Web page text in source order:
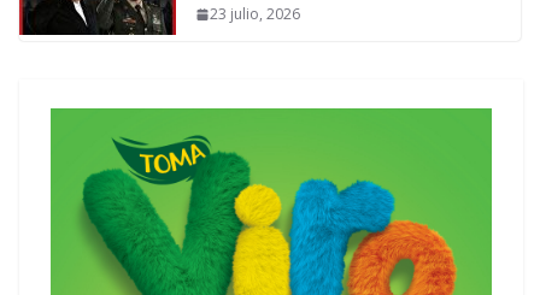
23 julio, 2026